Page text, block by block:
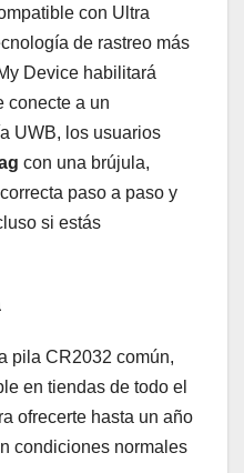
con Ultra
de rastreo más
Device habilitará
conecte a un
UWB, los usuarios
con una brújula,
paso a paso y
si estás
pila CR2032 común,
en tiendas de todo el
ofrecerte hasta un año
condiciones normales